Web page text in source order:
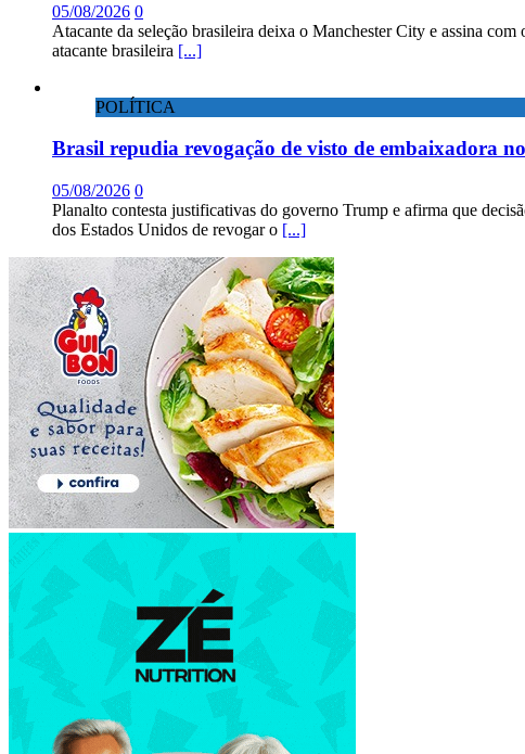
05/08/2026 0
Atacante da seleção brasileira deixa o Manchester City e assina
atacante brasileira [...]
POLÍTICA
Brasil repudia revogação de visto de embaixadora
05/08/2026 0
Planalto contesta justificativas do governo Trump e afirma que
dos Estados Unidos de revogar o [...]